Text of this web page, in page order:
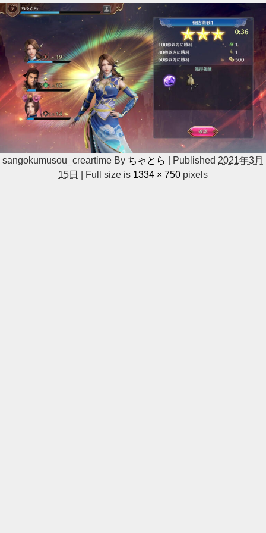
sangokumusou_creartime By ちゃとら Published 2021年3月
15日
Full size is 1334 × 750 pixels